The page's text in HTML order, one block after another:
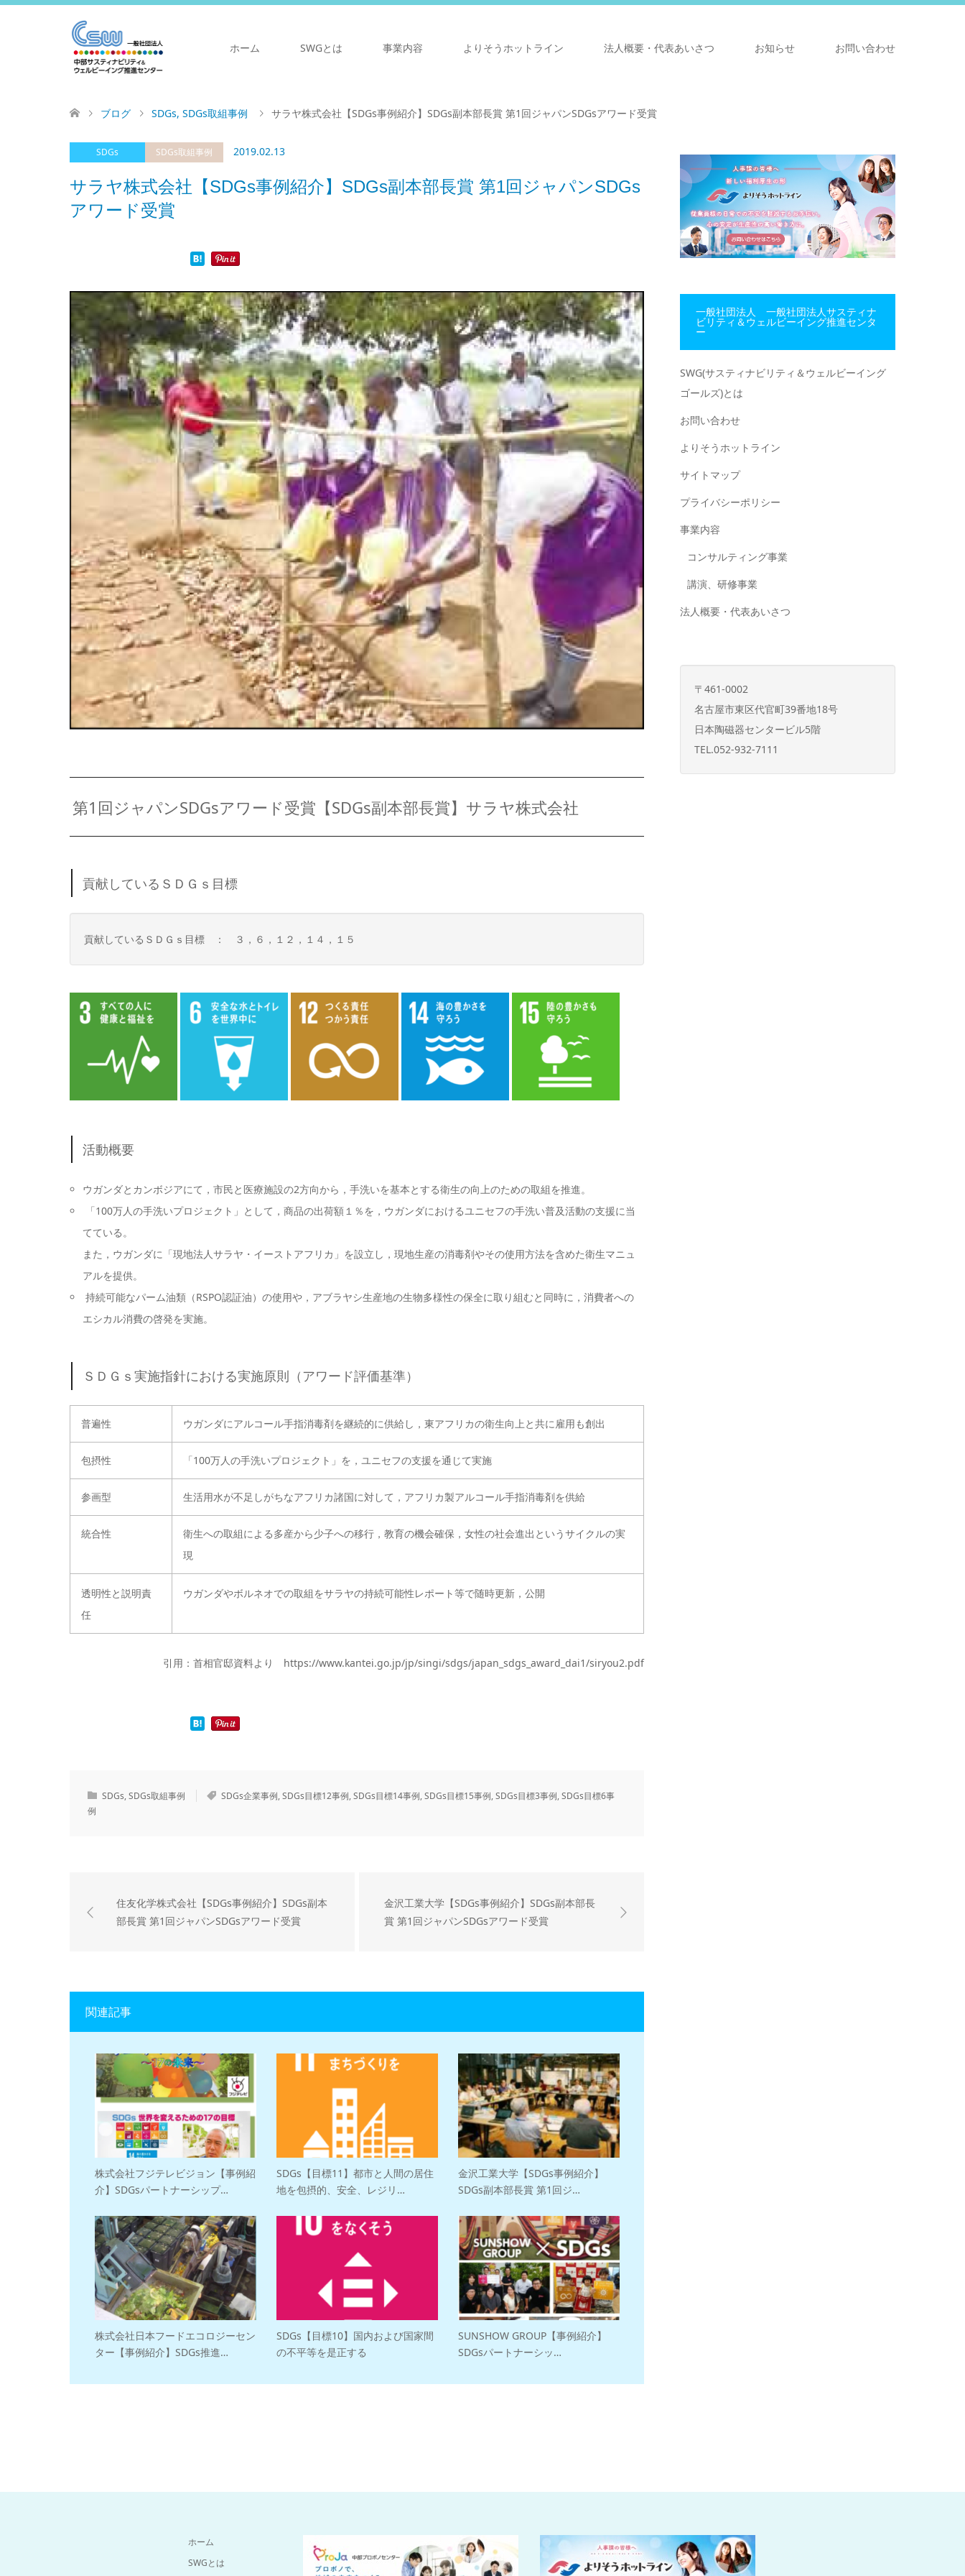
ホーム SWGとは 事業内容 よりそうホットライン 法人概要・代表あいさつ お知らせ お問い合わせ
ブログ SDGs, SDGs取組事例 サラヤ株式会社【SDGs事例紹介】SDGs副本部長賞 第1回ジャパンSDGsアワード受賞
SDGs SDGs取組事例 2019.02.13
サラヤ株式会社【SDGs事例紹介】SDGs副本部長賞 第1回ジャパンSDGs
アワード受賞
第1回ジャパンSDGsアワード受賞【SDGs副本部長賞】サラヤ株式会社
貢献しているＳＤＧｓ目標
貢献しているＳＤＧｓ目標 ： ３，６，１２，１４，１５
活動概要
ウガンダとカンボジアにて，市民と医療施設の2方向から，手洗いを基本とする衛生の向上のための取組を推進。
「100万人の手洗いプロジェクト」として，商品の出荷額１％を，ウガンダにおけるユニセフの手洗い普及活動の支援に当
てている。
また，ウガンダに「現地法人サラヤ・イーストアフリカ」を設立し，現地生産の消毒剤やその使用方法を含めた衛生マニュ
アルを提供。
持続可能なパーム油類（RSPO認証油）の使用や，アブラヤシ生産地の生物多様性の保全に取り組むと同時に，消費者への
エシカル消費の啓発を実施。
ＳＤＧｓ実施指針における実施原則（アワード評価基準）
普遍性 ウガンダにアルコール手指消毒剤を継続的に供給し，東アフリカの衛生向上と共に雇用も創出
包摂性 「100万人の手洗いプロジェクト」を，ユニセフの支援を通じて実施
参画型 生活用水が不足しがちなアフリカ諸国に対して，アフリカ製アルコール手指消毒剤を供給
統合性
衛生への取組による多産から少子への移行，教育の機会確保，女性の社会進出というサイクルの実
現
透明性と説明責
任
ウガンダやボルネオでの取組をサラヤの持続可能性レポート等で随時更新，公開
引用：首相官邸資料より https://www.kantei.go.jp/jp/singi/sdgs/japan_sdgs_award_dai1/siryou2.pdf
SDGs,SDGs取組事例 SDGs企業事例,SDGs目標12事例,SDGs目標14事例,SDGs目標15事例,SDGs目標3事例,SDGs目標6事
例
住友化学株式会社【SDGs事例紹介】SDGs副本
部長賞 第1回ジャパンSDGsアワード受賞
金沢工業大学【SDGs事例紹介】SDGs副本部長
賞 第1回ジャパンSDGsアワード受賞
関連記事
株式会社フジテレビジョン【事例紹
介】SDGsパートナーシップ…
SDGs【目標11】都市と人間の居住
地を包摂的、安全、レジリ…
金沢工業大学【SDGs事例紹介】
SDGs副本部長賞 第1回ジ…
株式会社日本フードエコロジーセン
ター【事例紹介】SDGs推進…
SDGs【目標10】国内および国家間
の不平等を是正する
SUNSHOW GROUP【事例紹介】
SDGsパートナーシッ…
一般社団法人 一般社団法人サスティナ
ビリティ＆ウェルビーイング推進センタ
ー
SWG(サスティナビリティ＆ウェルビーイング
ゴールズ)とは
お問い合わせ
よりそうホットライン
サイトマップ
プライバシーポリシー
事業内容
コンサルティング事業
講演、研修事業
法人概要・代表あいさつ
〒461-0002
名古屋市東区代官町39番地18号
日本陶磁器センタービル5階
TEL.052-932-7111
ホーム
SWGとは